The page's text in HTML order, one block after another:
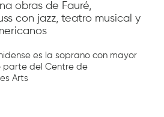
obras de Fauré,
con jazz, teatro musical y
es la soprano con mayor
parte del Centre de
Arts